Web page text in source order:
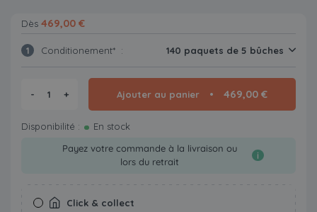
Dès 469,00 €
1 Conditionement* : 140 paquets de 5 bûches
- + Ajouter au panier 469,00 €
Disponibilité :
En stock
Payez votre commande à la livraison ou
lors du retrait
i
Click & collect